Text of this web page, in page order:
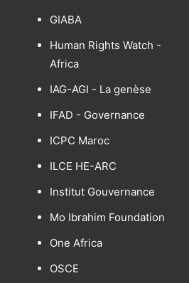
GIABA
Human Rights Watch -
Africa
IAG-AGI - La genèse
IFAD - Governance
ICPC Maroc
ILCE HE-ARC
Institut Gouvernance
Mo Ibrahim Foundation
One Africa
OSCE